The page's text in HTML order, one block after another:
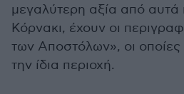
μεγαλύτερη αξία από αυτά
Κόρνακι, έχουν οι
των Αποστόλων», οι οποίες
την ίδια περιοχή.